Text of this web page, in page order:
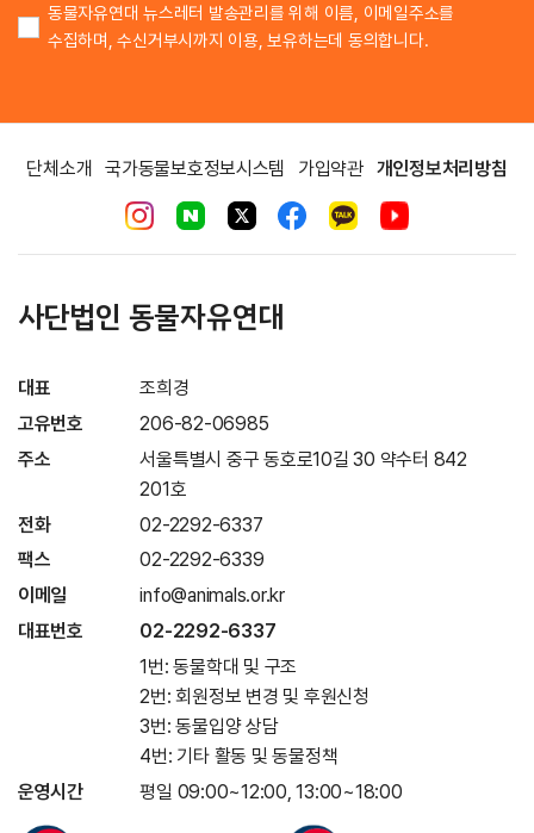
동물자유연대 뉴스레터 발송관리를 위해 이름, 이메일주소를
수집하며, 수신거부시까지 이용, 보유하는데 동의합니다.
단체소개 국가동물보호정보시스템 가입약관 개인정보처리방침
사단법인 동물자유연대
대표
조희경
고유번호
206-82-06985
주소
서울특별시 중구 동호로10길 30 약수터 842
201호
전화
02-2292-6337
팩스
02-2292-6339
이메일
info@animals.or.kr
대표번호
02-2292-6337
1번: 동물학대 및 구조
2번: 회원정보 변경 및 후원신청
3번: 동물입양 상담
4번: 기타 활동 및 동물정책
운영시간
평일 09:00~12:00, 13:00~18:00